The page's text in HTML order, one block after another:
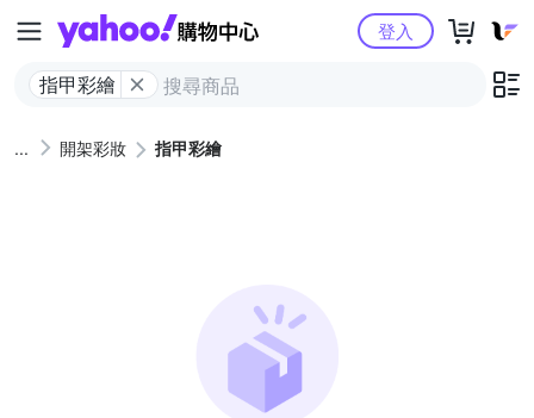
Yahoo購物中心
指甲彩繪
登入
開架彩妝 指甲彩繪